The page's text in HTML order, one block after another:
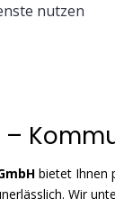
nutzen
–
bietet Ihnen
Wir